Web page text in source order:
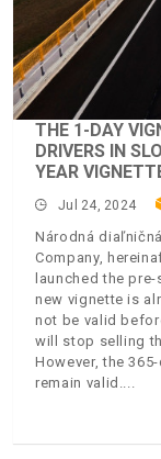
THE 1-DAY
DRIVERS IN
YEAR
Jul 24, 2024
Národná
Company,
launched the
new vignette is
not be valid
will stop selling
However, the
remain valid.